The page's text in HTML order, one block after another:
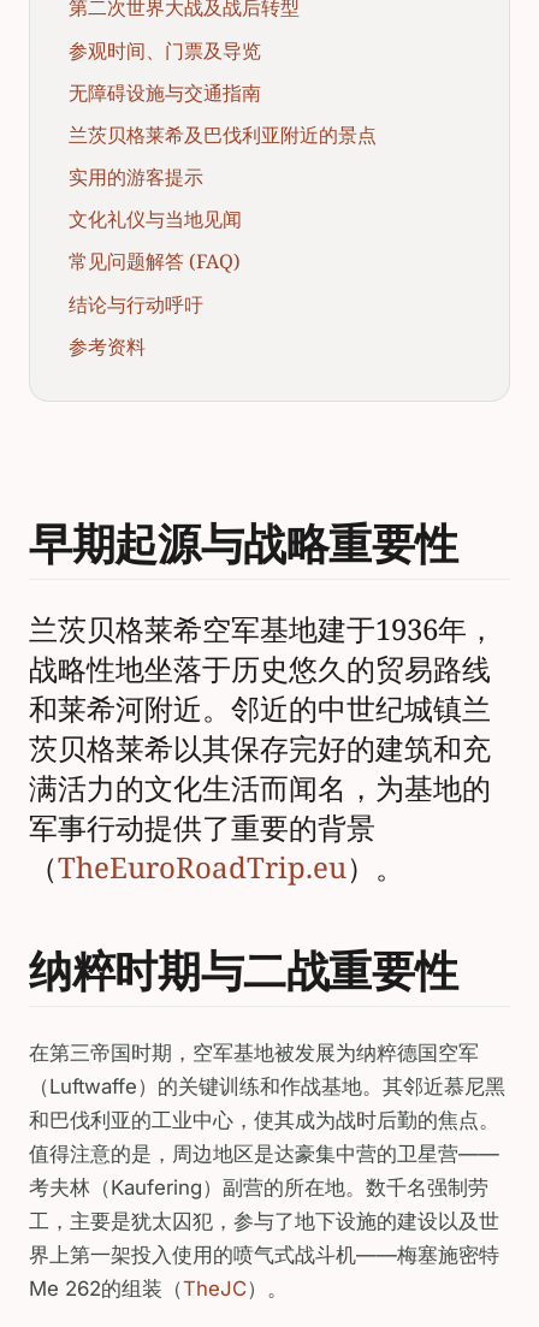
第二次世界大战及战后转型
参观时间、门票及导览
无障碍设施与交通指南
兰茨贝格莱希及巴伐利亚附近的景点
实用的游客提示
文化礼仪与当地见闻
常见问题解答 (FAQ)
结论与行动呼吁
参考资料
早期起源与战略重要性
兰茨贝格莱希空军基地建于1936年，
战略性地坐落于历史悠久的贸易路线
和莱希河附近。邻近的中世纪城镇兰
茨贝格莱希以其保存完好的建筑和充
满活力的文化生活而闻名，为基地的
军事行动提供了重要的背景
（TheEuroRoadTrip.eu）。
纳粹时期与二战重要性
在第三帝国时期，空军基地被发展为纳粹德国空军
（Luftwaffe）的关键训练和作战基地。其邻近慕尼黑
和巴伐利亚的工业中心，使其成为战时后勤的焦点。
值得注意的是，周边地区是达豪集中营的卫星营——
考夫林（Kaufering）副营的所在地。数千名强制劳
工，主要是犹太囚犯，参与了地下设施的建设以及世
界上第一架投入使用的喷气式战斗机——梅塞施密特
Me 262的组装（TheJC）。